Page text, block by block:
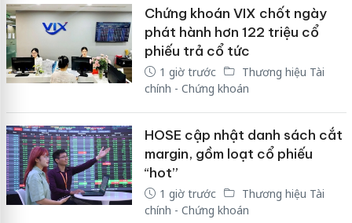
Chứng khoán VIX chốt ngày
phát hành hơn 122 triệu cổ
phiếu trả cổ tức
1 giờ trước
Thương hiệu Tài
chính - Chứng khoán
HOSE cập nhật danh sách cắt
margin, gồm loạt cổ phiếu
“hot”
1 giờ trước
Thương hiệu Tài
chính - Chứng khoán